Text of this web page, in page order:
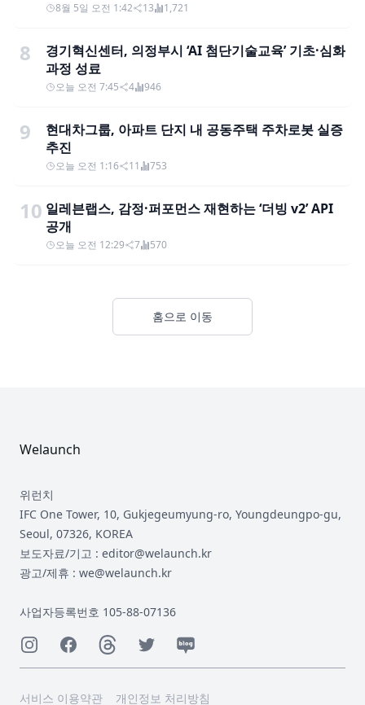
8월 5일 오전 1:42 13 1,721
8
경기혁신센터, 의정부시 ‘AI 첨단기술교육’ 기초·심화
과정 성료
오늘 오전 7:45 4 946
9
현대차그룹, 아파트 단지 내 공동주택 주차로봇 실증
추진
오늘 오전 1:16 11 753
10 일레븐랩스, 감정·퍼포먼스 재현하는 ‘더빙 v2’ API
공개
오늘 오전 12:29 7 570
홈으로 이동
Welaunch
위런치
IFC One Tower, 10, Gukjegeumyung-ro, Youngdeungpo-gu,
Seoul, 07326, KOREA
보도자료/기고 : editor@welaunch.kr
광고/제휴 : we@welaunch.kr
사업자등록번호 105-88-07136
InstagramFacebookThreadsTwitterNaver
서비스 이용약관 개인정보 처리방침